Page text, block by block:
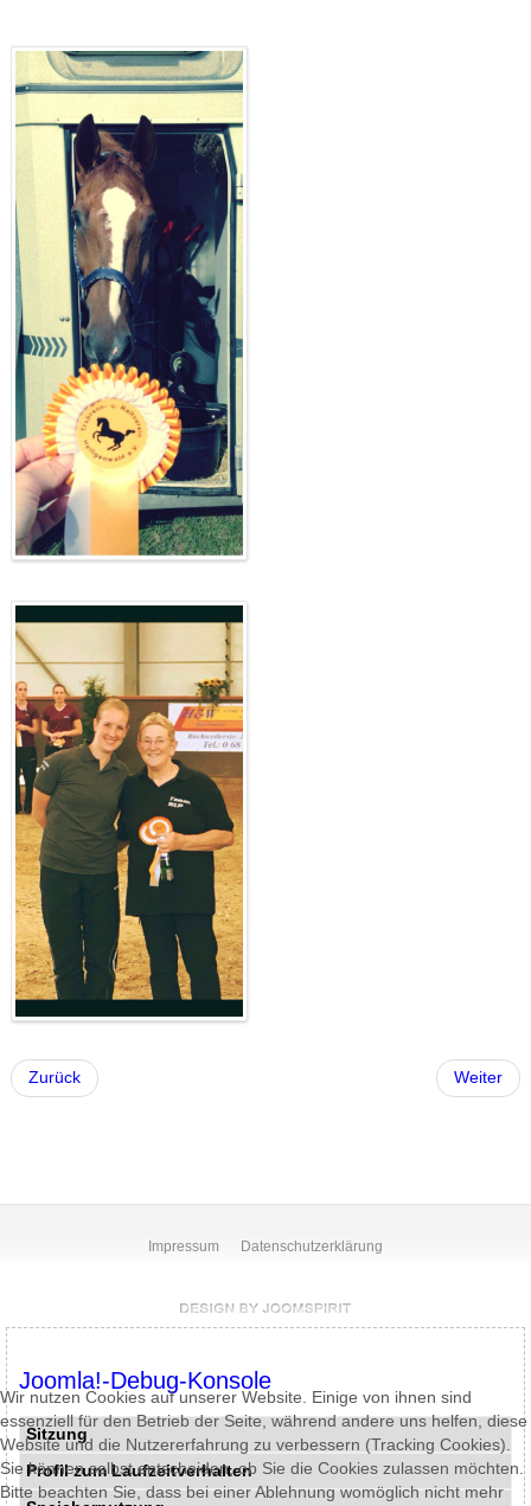
Zurück Weiter
Impressum Datenschutzerklärung
Wir nutzen Cookies auf unserer Website. Einige von ihnen sind
essenziell für den Betrieb der Seite, während andere uns helfen, diese
Website und die Nutzererfahrung zu verbessern (Tracking Cookies).
Sie können selbst entscheiden, ob Sie die Cookies zulassen möchten.
Bitte beachten Sie, dass bei einer Ablehnung womöglich nicht mehr
Joomla!-Debug-Konsole
Sitzung
Profil zum Laufzeitverhalten